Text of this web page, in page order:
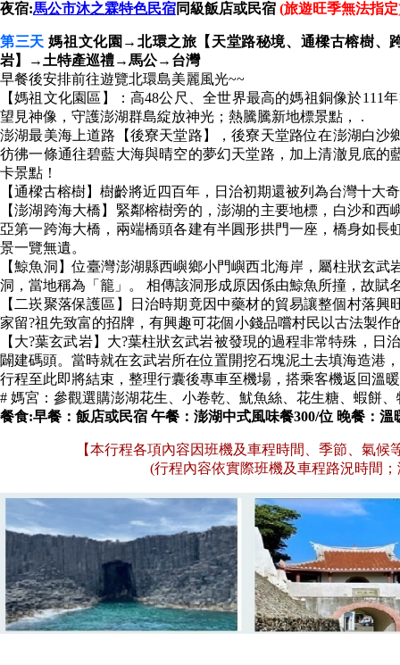
夜宿:馬公市沐之霖特色民宿同級飯店或民宿 (旅遊旺季無法指
第三天媽祖文化園→北環之旅【天堂路秘境、通樑古榕樹、
岩】→土特產巡禮→馬公→台灣
早餐後安排前往遊覽北環島美麗風光~~
【媽祖文化園區】：高48公尺、全世界最高的媽祖銅像於111
望見神像，守護澎湖群島綻放神光；熱騰騰新地標景點， .
澎湖最美海上道路【後寮天堂路】，後寮天堂路位在澎湖白
彷彿一條通往碧藍大海與晴空的夢幻天堂路，加上清澈見底
卡景點！
【通樑古榕樹】樹齡將近四百年，日治初期還被列為台灣十大
【澎湖跨海大橋】緊鄰榕樹旁的，澎湖的主要地標，白沙和
亞第一跨海大橋，兩端橋頭各建有半圓形拱門一座，橋身如
景一覽無遺。
【鯨魚洞】位臺灣澎湖縣西嶼鄉小門嶼西北海岸，屬柱狀玄
洞，當地稱為「籠」。 相傳該洞形成原因係由鯨魚所撞，故賦
【二崁聚落保護區】日治時期竟因中藥材的貿易讓整個村落
家留?祖先致富的招牌，有興趣可花個小錢品嚐村民以古法製
【大?葉玄武岩】大?葉柱狀玄武岩被發現的過程非常特殊，
闢建碼頭。當時就在玄武岩所在位置開挖石塊泥土去填海造港
行程至此即將結束，整理行囊後專車至機場，搭乘客機返回溫
# 媽宮：參觀選購澎湖花生、小卷乾、魷魚絲、花生糖、蝦餅
餐食:早餐：飯店或民宿 午餐：澎湖中式風味餐300/位 晚餐：溫
【本行程各項內容因班機及車程時間、季節、氣
(行程內容依實際班機及車程路況時間